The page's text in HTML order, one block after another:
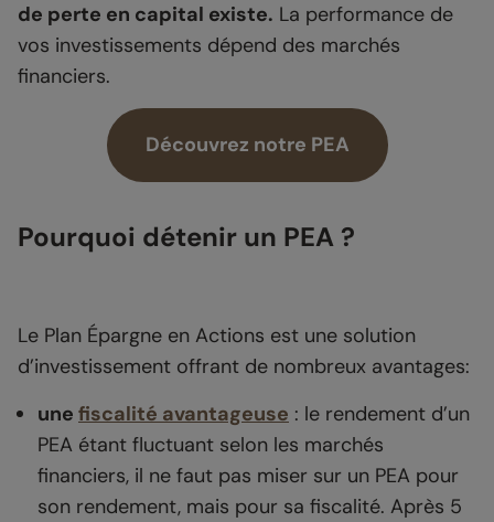
de perte en capital existe. La performance de
vos investissements dépend des marchés
financiers.
Découvrez notre PEA
Pourquoi détenir un PEA ?
Le Plan Épargne en Actions est une solution
d’investissement offrant de nombreux avantages:
une fiscalité avantageuse : le rendement d’un
PEA étant fluctuant selon les marchés
financiers, il ne faut pas miser sur un PEA pour
son rendement, mais pour sa fiscalité. Après 5